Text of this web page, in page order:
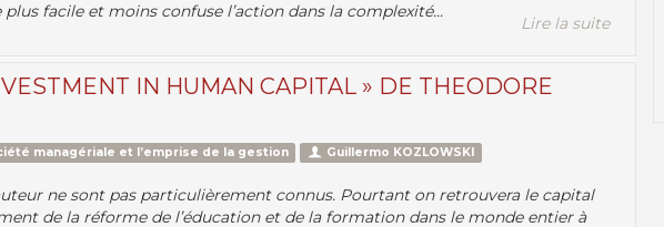
facile et moins confuse l’action dans la complexité...
Lire la suite
IN HUMAN CAPITAL » DE THEODORE
managériale et l’emprise de la gestion Guillermo KOZLOWSKI
ne sont pas particulièrement connus. Pourtant on retrouvera le capital
de la réforme de l’éducation et de la formation dans le monde entier à